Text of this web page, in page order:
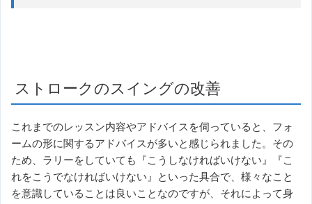
ストロークのスイングの改善
これまでのレッスン内容やアドバイスを伺っていると、フォ
ームの形に関するアドバイスが多いと感じられました。その
ため、ラリーをしていても『こうしなければいけない』『こ
れをこうでなければいけない』といった具合で、様々なこと
を意識していることは良いことなのですが、それによって身